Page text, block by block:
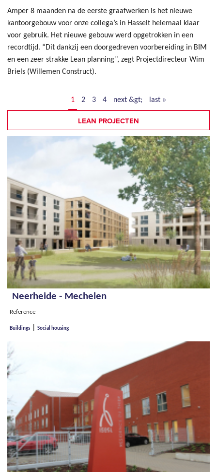
Amper 8 maanden na de eerste graafwerken is het nieuwe
kantoorgebouw voor onze collega’s in Hasselt helemaal klaar
voor gebruik. Het nieuwe gebouw werd opgetrokken in een
recordtijd. “Dit dankzij een doorgedreven voorbereiding in BIM
en een zeer strakke Lean planning”, zegt Projectdirecteur Wim
Briels (Willemen Construct).
1 2 3 4 next &gt; last »
LEAN PROJECTEN
Neerheide - Mechelen
Reference
Buildings Social housing
Pages